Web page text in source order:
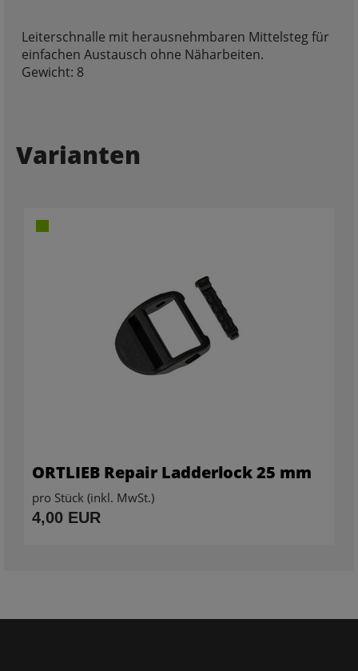
Leiterschnalle mit herausnehmbaren Mittelsteg für
einfachen Austausch ohne Näharbeiten.
Gewicht: 8
Varianten
ORTLIEB Repair Ladderlock 25 mm
pro Stück (inkl. MwSt.)
4,00 EUR